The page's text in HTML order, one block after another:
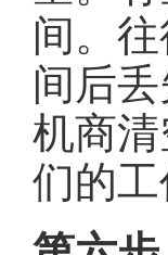
间。
间后
机商
们的